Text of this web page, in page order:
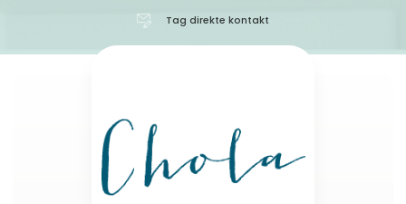
Tag direkte kontakt